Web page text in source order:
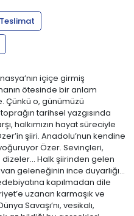
içiçe girmiş
ötesinde bir anlam
Çünkü o, günümüzü
tarihsel yazgısında
halkımızın hayat süreciyle
şiiri. Anadolu’nun kendine
Özer. Sevinçleri,
Halk şiirinden gelen
geleneğinin ince duyarlığı...
kapılmadan dile
uzanan karmaşık ve
Savaşı’nı, vesikalı,